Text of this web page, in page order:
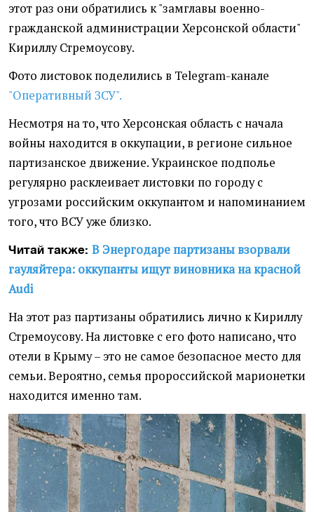
этот раз они обратились к "замглавы военно-
гражданской администрации Херсонской области"
Кириллу Стремоусову.
Фото листовок поделились в Telegram-канале
"Оперативный ЗСУ".
Несмотря на то, что Херсонская область с начала
войны находится в оккупации, в регионе сильное
партизанское движение. Украинское подполье
регулярно расклеивает листовки по городу с
угрозами российским оккупантом и напоминанием
того, что ВСУ уже близко.
Читай также: В Энергодаре партизаны взорвали
гауляйтера: оккупанты ищут виновника на красной
Audi
На этот раз партизаны обратились лично к Кириллу
Стремоусову. На листовке с его фото написано, что
отели в Крыму – это не самое безопасное место для
семьи. Вероятно, семья пророссийской марионетки
находится именно там.